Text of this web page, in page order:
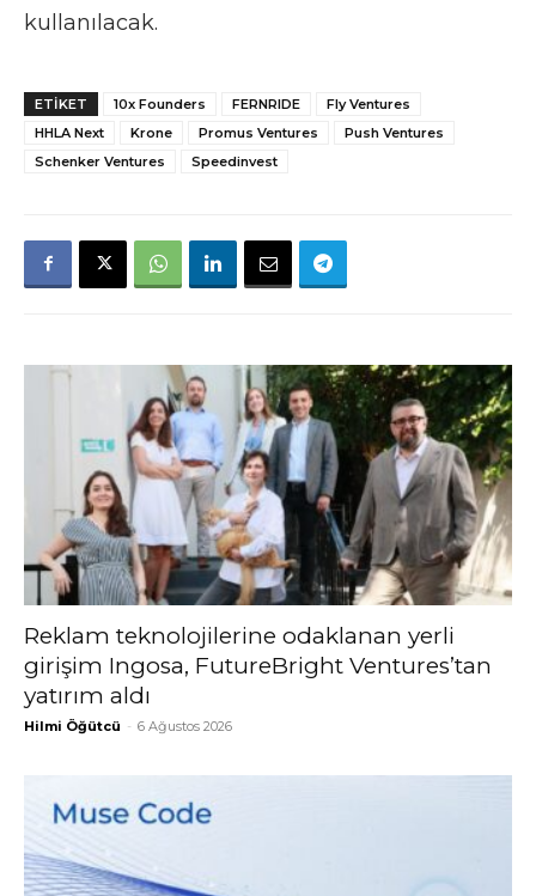
kullanılacak.
ETIKET 10x Founders FERNRIDE
Fly Ventures
HHLA Next
Krone Promus Ventures
Push Ventures
Schenker Ventures
Speedinvest
Reklam teknolojilerine odaklanan yerli
girişim Ingosa, FutureBright Ventures’tan
yatırım aldı
Hilmi Öğütcü - 6 Ağustos 2026